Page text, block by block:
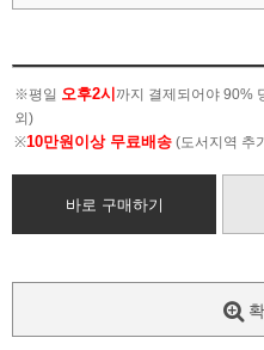
※평일 오후2시 까지 결제되어야 90%
외)
※10만원이상 무료배송 (도서지역 추
바로 구매하기